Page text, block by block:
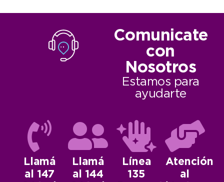
Comunicate
con
Nosotros
Estamos para
ayudarte
Llamá
al 147
Llamá
al 144
Línea
135
Atención
al